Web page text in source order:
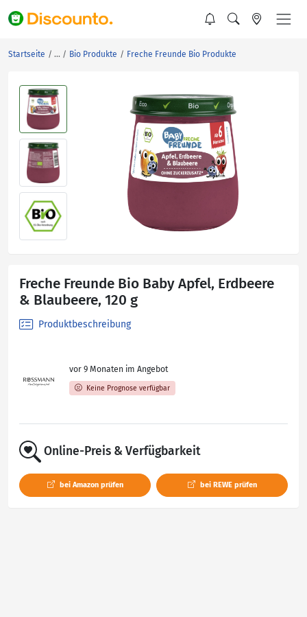
Startseite Bio Produkte Freche Freunde Bio Produkte
Freche Freunde Bio Baby Apfel, Erdbeere
& Blaubeere, 120 g
Produktbeschreibung
vor 9 Monaten im Angebot
Keine Prognose verfügbar
Online-Preis & Verfügbarkeit
bei Amazon prüfen bei REWE prüfen